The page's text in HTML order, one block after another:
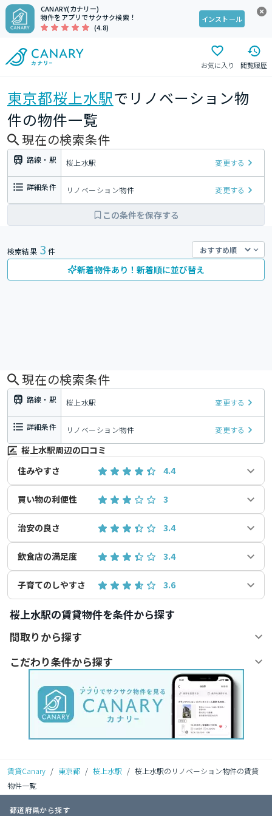
CANARY(カナリー)
物件をアプリでサクサク検索！
(4.8)
インストール
お気に入り 閲覧履歴
東京都桜上水駅でリノベーション物
件の物件一覧
現在の検索条件
路線・駅 桜上水駅 変更する
詳細条件 リノベーション物件 変更する
この条件を保存する
検索結果 3 件
新着物件あり！新着順に並び替え
現在の検索条件
路線・駅 桜上水駅 変更する
詳細条件 リノベーション物件 変更する
桜上水駅周辺の口コミ
住みやすさ
4.4
買い物の利便性 3
治安の良さ 3.4
飲食店の満足度 3.4
子育てのしやすさ 3.6
桜上水駅の賃貸物件を条件から探す
間取りから探す
こだわり条件から探す
賃貸Canary / 東京都 / 桜上水駅 / 桜上水駅のリノベーション物件の賃貸
物件一覧
都道府県から探す